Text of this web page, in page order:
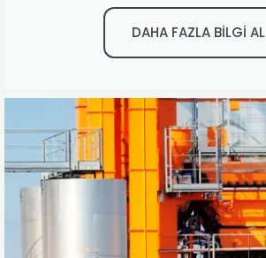
DAHA FAZLA BİLGİ AL